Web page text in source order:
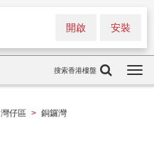
安裝
開啟
搜索香港樓盤
灣仔區 > 銅鑼灣